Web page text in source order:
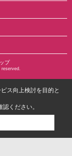
プ
ス向上検討を目的と
認ください。